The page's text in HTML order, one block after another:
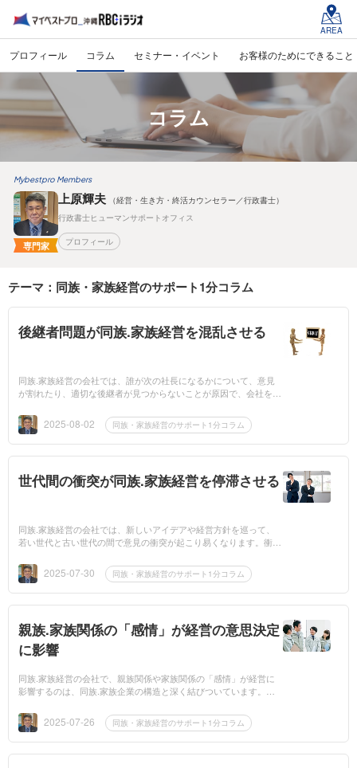
AREA
プロフィール コラム セミナー・イベント お客様のためにできること
コラム
Mybestpro Members
専門家
上原輝夫
（経営・生き方・終活カウンセラー／行政書士）
行政書士ヒューマンサポートオフィス
プロフィール
テーマ：同族・家族経営のサポート1分コラム
後継者問題が同族.家族経営を混乱させる
同族.家族経営の会社では、誰が次の社長になるかについて、意見
が割れたり、適切な後継者が見つからないことが原因で、会社を混
挙げられますが、...
2025-08-02 同族・家族経営のサポート1分コラム
世代間の衝突が同族.家族経営を停滞させる
同族.家族経営の会社では、新しいアイデアや経営方針を巡って、
若い世代と古い世代の間で意見の衝突が起こり易くなります。衝突
「守ること・安定性...
2025-07-30 同族・家族経営のサポート1分コラム
親族.家族関係の「感情」が経営の意思決定
に影響
同族.家族経営の会社で、親族関係や家族関係の「感情」が経営に
影響するのは、同族.家族企業の構造と深く結びついています。先
長・幹部・社員と...
2025-07-26 同族・家族経営のサポート1分コラム